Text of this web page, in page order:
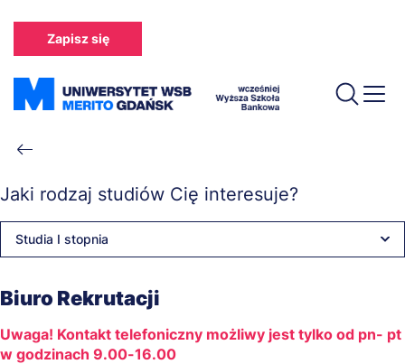
treści
Zapisz się
Ścieżka
nawigacyjna
Jaki rodzaj studiów Cię interesuje?
Studia I stopnia
Biuro Rekrutacji
Uwaga! Kontakt telefoniczny możliwy jest tylko od pn- pt
w godzinach 9.00-16.00